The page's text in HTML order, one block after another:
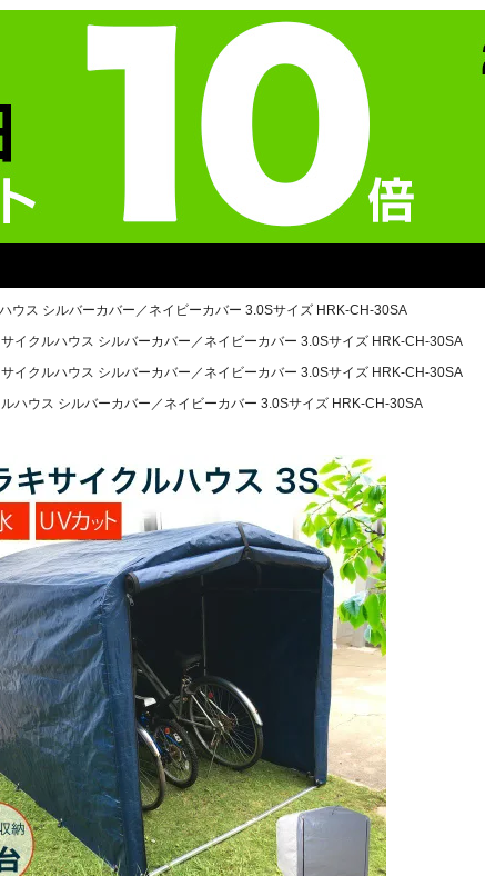
ウス シルバーカバー／ネイビーカバー 3.0Sサイズ HRK-CH-30SA
イクルハウス シルバーカバー／ネイビーカバー 3.0Sサイズ HRK-CH-30SA
イクルハウス シルバーカバー／ネイビーカバー 3.0Sサイズ HRK-CH-30SA
ハウス シルバーカバー／ネイビーカバー 3.0Sサイズ HRK-CH-30SA